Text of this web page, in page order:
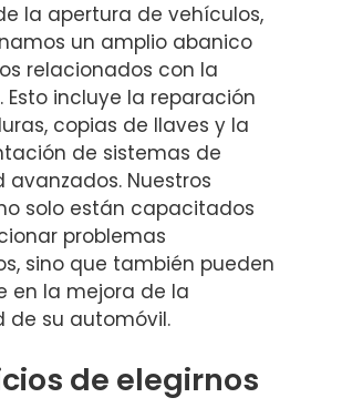
la apertura de vehículos,
un amplio abanico
relacionados con la
Esto incluye la reparación
copias de llaves y la
de sistemas de
avanzados. Nuestros
solo están capacitados
problemas
sino que también pueden
en la mejora de la
de su automóvil.
de elegirnos